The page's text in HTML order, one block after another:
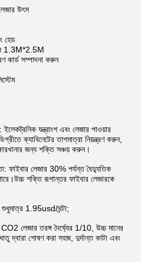
উৎস
হেড
1.3M*2.5M
কার্ড সম্পাদনা করুন
যন্ত্রাংশ এবং লেজার পাওয়ার
ক্যাবিনেটের তাপমাত্রা নিয়ন্ত্রণ করুন,
জন্য শক্তি সঞ্চয় করুন।
ফাইবার লেজার 30% পর্যন্ত বৈদ্যুতিক
শক্তি রূপান্তর ফাইবার লেজারকে
শুধুমাত্র 1.95usd/ঘন্টা;
লেজার তরঙ্গ দৈর্ঘ্যের 1/10, উচ্চ মানের
দ্বারা শোষণ করা সহজ, দুর্দান্ত কাটা এবং